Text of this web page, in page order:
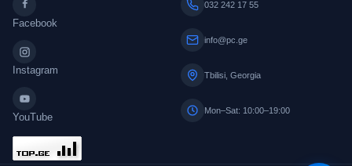
Facebook
Instagram
YouTube
032 242 17 55
info@pc.ge
Tbilisi, Georgia
Mon–Sat: 10:00–19:00